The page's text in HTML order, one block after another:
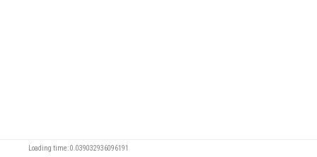
Loading time: 0.039032936096191